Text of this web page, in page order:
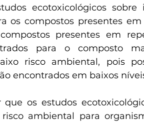
ecotoxicológicos sobre
os compostos presentes
presentes em
para o composto
risco ambiental, pois
encontrados em baixos
ambiental para